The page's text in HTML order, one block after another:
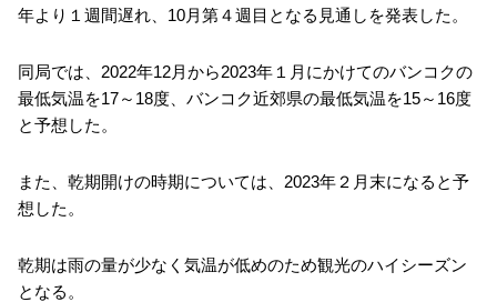
年より１週間遅れ、10月第４週目となる見通しを発表した。
同局では、2022年12月から2023年１月にかけてのバンコクの
最低気温を17～18度、バンコク近郊県の最低気温を15～16度
と予想した。
また、乾期開けの時期については、2023年２月末になると予
想した。
乾期は雨の量が少なく気温が低めのため観光のハイシーズン
となる。